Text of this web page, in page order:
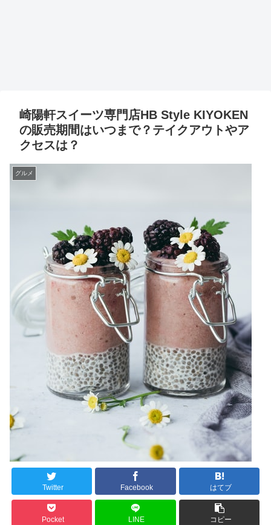
崎陽軒スイーツ専門店HB Style KIYOKEN
の販売期間はいつまで？テイクアウトやア
クセスは？
グルメ
Twitter Facebook はてブ
Pocket LINE コピー